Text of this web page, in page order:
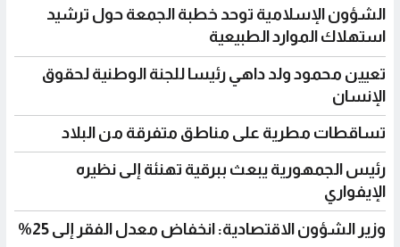
الإسلامية توحد خطبة الجمعة حول ترشيد
الموارد الطبيعية
محمود ولد داهي رئيسا للجنة الوطنية لحقوق
مطرية على مناطق متفرقة من البلاد
الجمهورية يبعث ببرقية تهنئة إلى نظيره
الشؤون الاقتصادية: انخفاض معدل الفقر إلى 25%